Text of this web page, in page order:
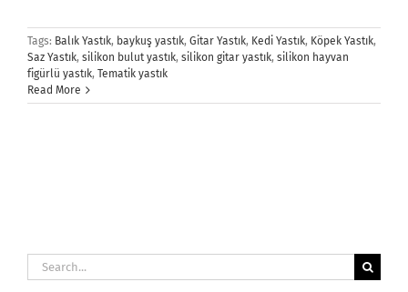
Tags: Balık Yastık, baykuş yastık, Gitar Yastık, Kedi Yastık, Köpek Yastık,
Saz Yastık, silikon bulut yastık, silikon gitar yastık, silikon hayvan
figürlü yastık, Tematik yastık
Read More
Search
for: